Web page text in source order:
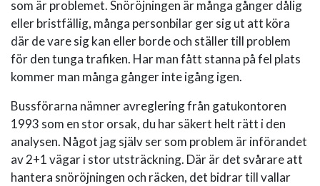
som är problemet. Snöröjningen är många gånger dålig
eller bristfällig, många personbilar ger sig ut att köra
där de vare sig kan eller borde och ställer till problem
för den tunga trafiken. Har man fått stanna på fel plats
kommer man många gånger inte igång igen.
Bussförarna nämner avreglering från gatukontoren
1993 som en stor orsak, du har säkert helt rätt i den
analysen. Något jag själv ser som problem är införandet
av 2+1 vägar i stor utsträckning. Där är det svårare att
hantera snöröjningen och räcken, det bidrar till vallar